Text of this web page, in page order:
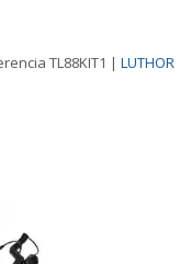
TL88KIT1 | LUTHOR